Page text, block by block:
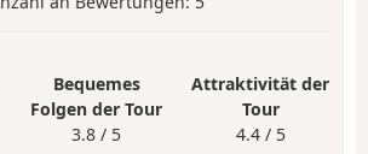
Bequemes
Folgen der Tour
3.8 / 5
Attraktivität der
Tour
4.4 / 5